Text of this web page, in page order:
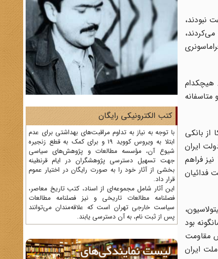
نبودند،
هیچکدام
بانکی
ایران
نیز فراهم
فدائیان
14 ساله، پدیده منحوس کاپیتولاسیون،
بود
مقاومت
ایران
کتب الکترونیکی رایگان
با توجه به نیاز به تداوم مراقبت‌های بهداشتی برای عدم
ابتلا به ویروس کووید 19 و برای کمک به قطع زنجیره
شیوع آن، مؤسسه مطالعات و پژوهش‌های سیاسی
جهت تسهیل دسترسی پژوهشگران در ایام قرنطینه
بخشی از آثار خود را به صورت رایگان در اختیار عموم
قرار داد.
این آثار شامل مجموعه‌ای از اسناد، کتب تاریخ معاصر،
فصلنامه‌ مطالعات تاریخی و نیز فصلنامه مطالعات
سیاست خارجی تهران است که علاقه‌مندان می‌توانند
پس از ثبت نام، به آن دسترسی یابند.